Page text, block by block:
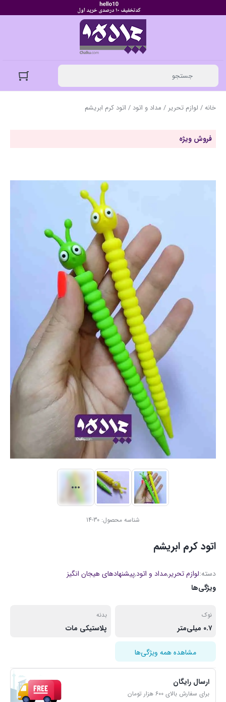
خانه/ لوازم تحریر / مداد و اتود / اتود کرم ابریشم
فروش ویژه
شناسه محصول: 30-14
اتود کرم ابریشم
دسته:لوازم تحریر,مداد و اتود,پیشنهادهای هیجان انگیز
ویژگی‌ها
نوک
۰.۷ میلی‌متر
بدنه
پلاستیکی مات
مشاهده همه ویژگی‌ها
ارسال رایگان
برای سفارش بالای ۶۰۰ هزار تومان